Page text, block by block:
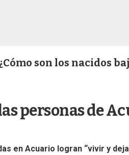
son los nacidos
personas de
en Acuario logran “vivir y